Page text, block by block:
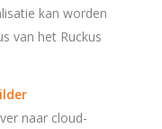
kan worden
van het Ruckus
naar cloud-